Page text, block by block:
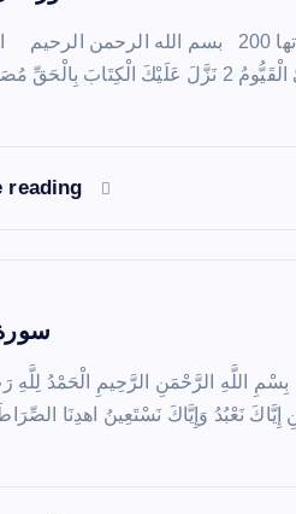
reading
سورة الفاتحة – سورة 1 – عدد آياتها 7 بِسْمِ اللَّهِ الرَّحْمَنِ الرَّحِيمِ